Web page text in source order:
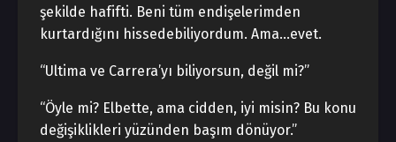
şekilde hafifti. Beni tüm endişelerimden
kurtardığını hissedebiliyordum. Ama…evet.
“Ultima ve Carrera’yı biliyorsun, değil mi?”
“Öyle mi? Elbette, ama cidden, iyi misin? Bu konu
değişiklikleri yüzünden başım dönüyor.”